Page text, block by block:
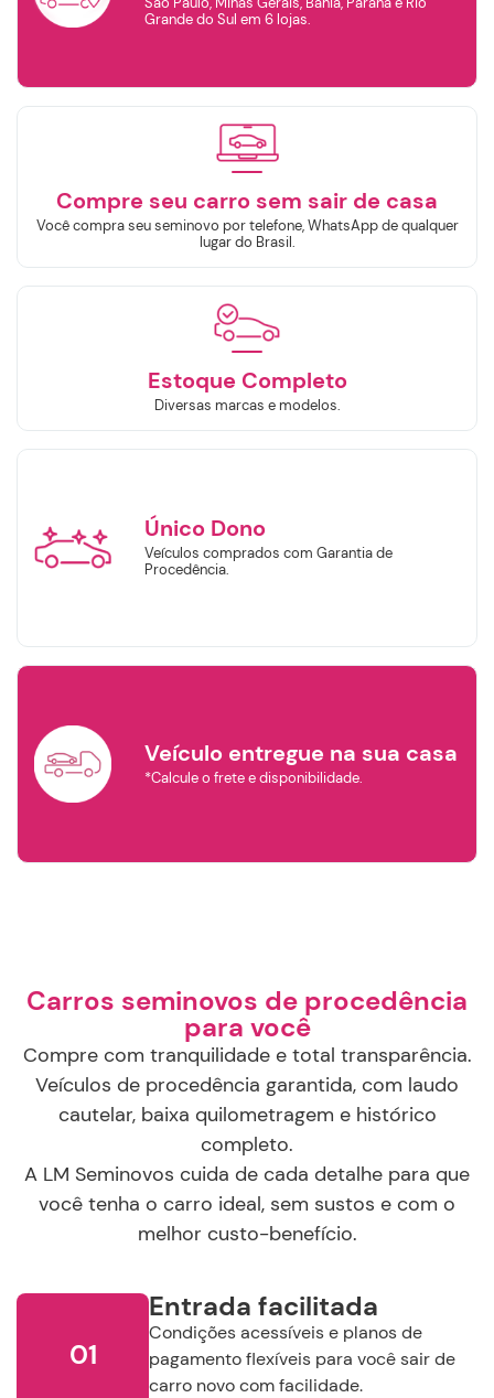
Selecione o Ano
Ano de
Selecione o Ano
Valor
R$
Selecione a Loja:
Selecione a Localidade
Remover Filtros
Grande do Sul em 6 lojas.
Compre seu carro sem sair de casa
Você compra seu seminovo por telefone, WhatsApp de qualquer
lugar do Brasil.
Estoque Completo
Diversas marcas e modelos.
Único Dono
Veículos comprados com Garantia de
Procedência.
Veículo entregue na sua casa
*Calcule o frete e disponibilidade.
Carros seminovos de procedência
para você
Compre com tranquilidade e total transparência.
Veículos de procedência garantida, com laudo
cautelar, baixa quilometragem e histórico
completo.
A LM Seminovos cuida de cada detalhe para que
você tenha o carro ideal, sem sustos e com o
melhor custo-benefício.
01
Entrada facilitada
Condições acessíveis e planos de
pagamento flexíveis para você sair de
carro novo com facilidade.
Continuar